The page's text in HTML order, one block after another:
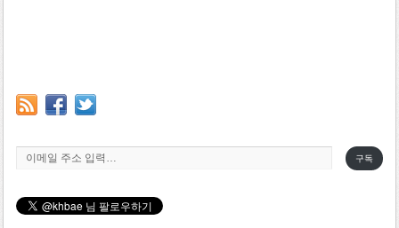
이메일 주소 입력…
구독